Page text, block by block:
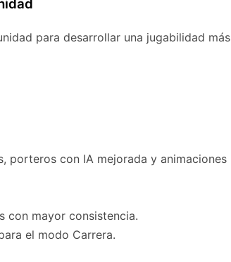
para desarrollar una jugabilidad más
porteros con IA mejorada y animaciones
con mayor consistencia.
el modo Carrera.